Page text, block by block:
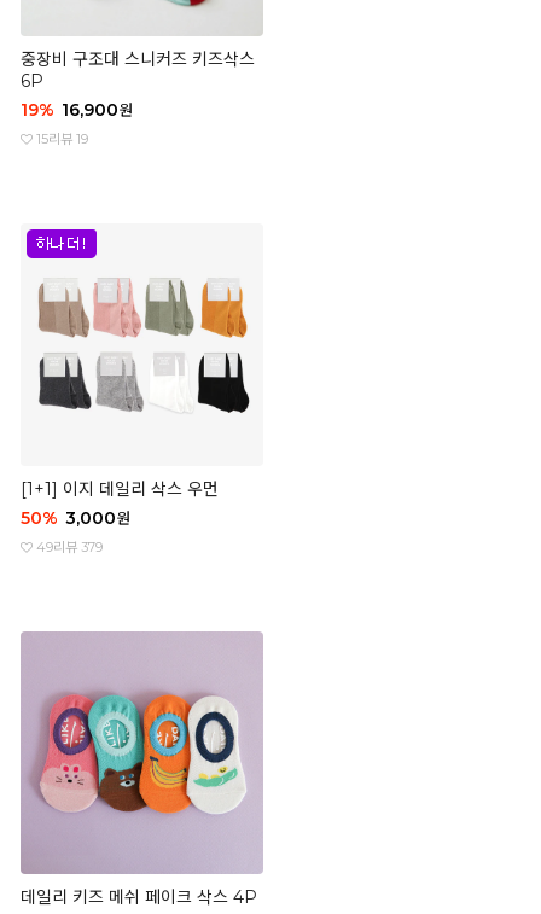
중장비 구조대 스니커즈 키즈삭스
6P
19% 16,900원
15리뷰 19
[1+1] 이지 데일리 삭스 우먼
50% 3,000원
49리뷰 379
데일리 키즈 메쉬 페이크 삭스 4P